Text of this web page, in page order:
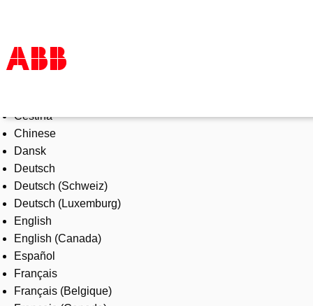
Products & Solutions
Industries
Services
About us
Where to buy
Contact us
Careers
Čeština
Chinese
Dansk
Deutsch
Deutsch (Schweiz)
Deutsch (Luxemburg)
English
English (Canada)
Español
Français
Français (Belgique)